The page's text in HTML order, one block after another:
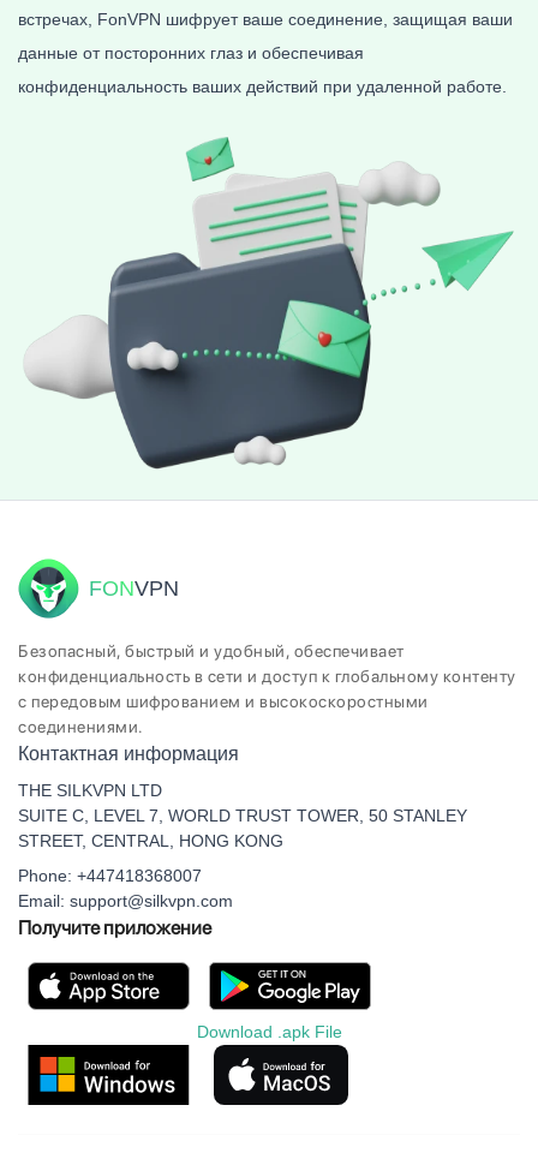
встречах, FonVPN шифрует ваше соединение, защищая ваши
данные от посторонних глаз и обеспечивая
конфиденциальность ваших действий при удаленной работе.
FONVPN
Безопасный, быстрый и удобный, обеспечивает
конфиденциальность в сети и доступ к глобальному контенту
с передовым шифрованием и высокоскоростными
соединениями.
Контактная информация
THE SILKVPN LTD
SUITE C, LEVEL 7, WORLD TRUST TOWER, 50 STANLEY
STREET, CENTRAL, HONG KONG
Phone: +447418368007
Email: support@silkvpn.com
Получите приложение
Download .apk File